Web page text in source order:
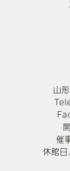
山
催
休館